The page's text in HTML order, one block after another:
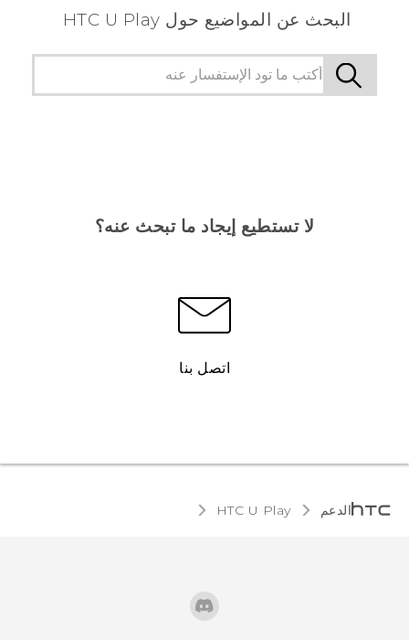
البحث عن المواضيع حول HTC U Play
لا تستطيع إيجاد ما تبحث عنه؟
اتصل بنا
الدعم HTC U Play‎